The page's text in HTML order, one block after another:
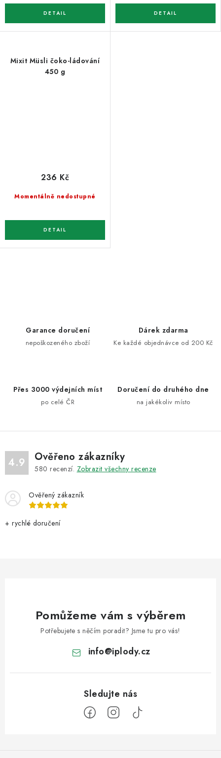
Mixit Müsli čoko-ládování
450 g
Momentálně nedostupné
236 Kč
y
ý
s
u
Garance doručení
nepoškozeného zboží
Dárek zdarma
Ke každé objednávce od 200 Kč
Přes 3000 výdejních míst
po celé ČR
Doručení do druhého dne
na jakékoliv místo
4.9 Ověřeno zákazníky
580 recenzí. Zobrazit všechny recenze
Ověřený zákazník
+ rychlé doručení
Pomůžeme vám s výběrem
Potřebujete s něčím poradit? Jsme tu pro vás!
info@iplody.cz